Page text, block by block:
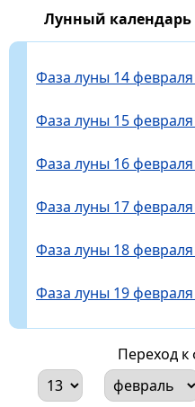
Лунный
Фаза луны 14 февраля
Фаза луны 15 февраля
Фаза луны 16 февраля
Фаза луны 17 февраля
Фаза луны 18 февраля
Фаза луны 19 февраля
Переход к